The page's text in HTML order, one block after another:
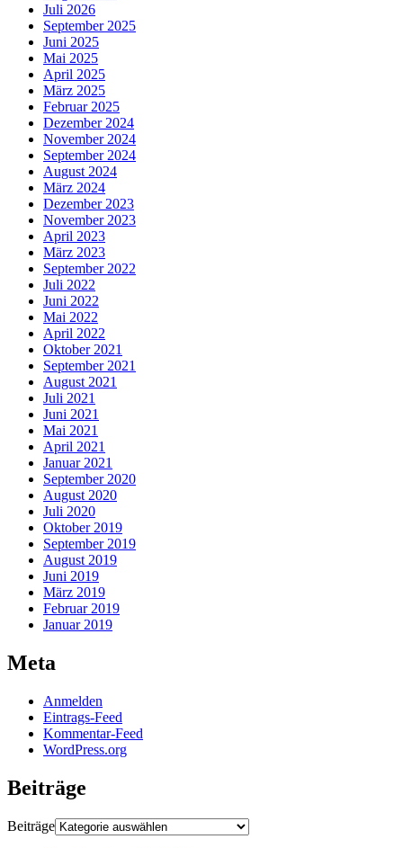
Juli 2026
September 2025
Juni 2025
Mai 2025
April 2025
März 2025
Februar 2025
Dezember 2024
November 2024
September 2024
August 2024
März 2024
Dezember 2023
November 2023
April 2023
März 2023
September 2022
Juli 2022
Juni 2022
Mai 2022
April 2022
Oktober 2021
September 2021
August 2021
Juli 2021
Juni 2021
Mai 2021
April 2021
Januar 2021
September 2020
August 2020
Juli 2020
Oktober 2019
September 2019
August 2019
Juni 2019
März 2019
Februar 2019
Januar 2019
Meta
Anmelden
Eintrags-Feed
Kommentar-Feed
WordPress.org
Beiträge
Beiträge